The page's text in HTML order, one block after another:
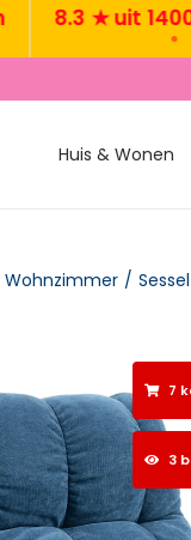
8.3 ★ uit 1400+
Huis & Wonen
Wohnzimmer / Sessel
7
3